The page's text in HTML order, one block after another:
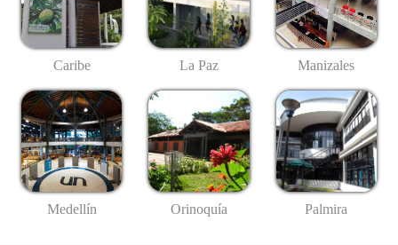
Caribe La Paz Manizales
Medellín Orinoquía Palmira